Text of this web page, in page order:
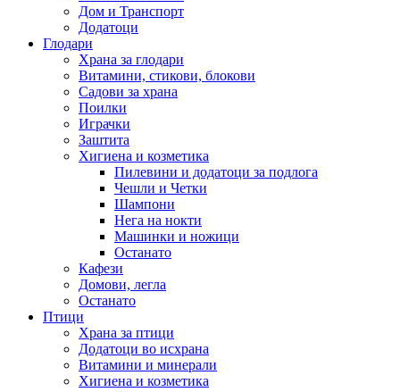
Дом и Транспорт
Додатоци
Глодари
Храна за глодари
Витамини, стикови, блокови
Садови за храна
Поилки
Играчки
Заштита
Хигиена и козметика
Пилевини и додатоци за подлога
Чешли и Четки
Шампони
Нега на нокти
Машинки и ножици
Останато
Кафези
Домови, легла
Останато
Птици
Храна за птици
Додатоци во исхрана
Витамини и минерали
Хигиена и козметика